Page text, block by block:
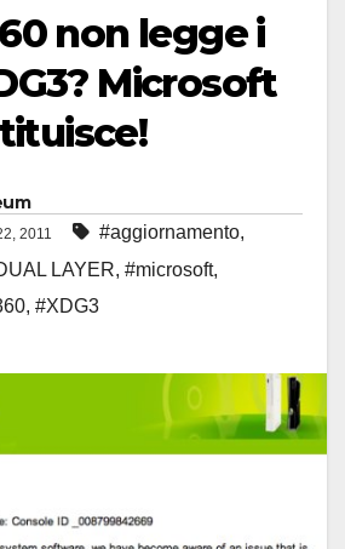
non legge i
Microsoft
2011 #aggiornamento,
LAYER, #microsoft,
, #XDG3